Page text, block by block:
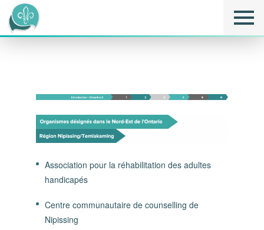
Association pour la réhabilitation des adultes
handicapés
Centre communautaire de counselling de
Nipissing